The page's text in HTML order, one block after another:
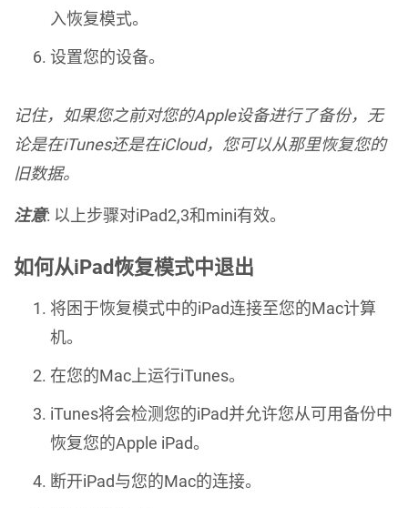
入恢复模式。
设置您的设备。
记住，如果您之前对您的Apple设备进行了备份，无
论是在iTunes还是在iCloud，您可以从那里恢复您的
旧数据。
注意: 以上步骤对iPad2,3和mini有效。
如何从iPad恢复模式中退出
将困于恢复模式中的iPad连接至您的Mac计算
机。
在您的Mac上运行iTunes。
iTunes将会检测您的iPad并允许您从可用备份中
恢复您的Apple iPad。
断开iPad与您的Mac的连接。